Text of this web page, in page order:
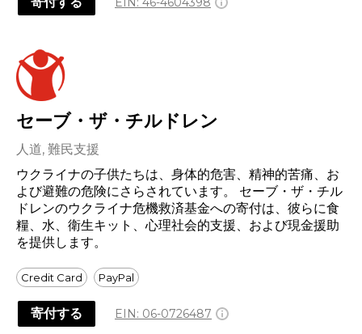
セーブ・ザ・チルドレン
人道, 難民支援
ウクライナの子供たちは、身体的危害、精神的苦痛、お
よび避難の危険にさらされています。 セーブ・ザ・チル
ドレンのウクライナ危機救済基金への寄付は、彼らに食
糧、水、衛生キット、心理社会的支援、および現金援助
を提供します。
Credit Card PayPal
寄付する EIN: 06-0726487